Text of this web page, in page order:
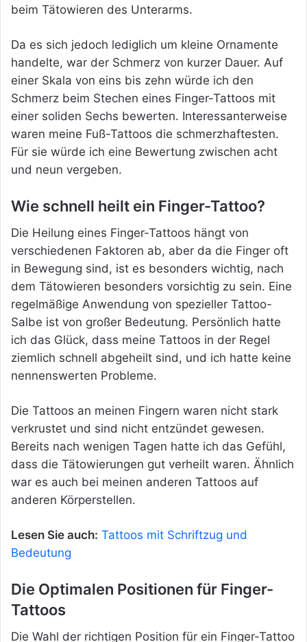
beim Tätowieren des Unterarms.
Da es sich jedoch lediglich um kleine Ornamente
handelte, war der Schmerz von kurzer Dauer. Auf
einer Skala von eins bis zehn würde ich den
Schmerz beim Stechen eines Finger-Tattoos mit
einer soliden Sechs bewerten. Interessanterweise
waren meine Fuß-Tattoos die schmerzhaftesten.
Für sie würde ich eine Bewertung zwischen acht
und neun vergeben.
Wie schnell heilt ein Finger-Tattoo?
Die Heilung eines Finger-Tattoos hängt von
verschiedenen Faktoren ab, aber da die Finger oft
in Bewegung sind, ist es besonders wichtig, nach
dem Tätowieren besonders vorsichtig zu sein. Eine
regelmäßige Anwendung von spezieller Tattoo-
Salbe ist von großer Bedeutung. Persönlich hatte
ich das Glück, dass meine Tattoos in der Regel
ziemlich schnell abgeheilt sind, und ich hatte keine
nennenswerten Probleme.
Die Tattoos an meinen Fingern waren nicht stark
verkrustet und sind nicht entzündet gewesen.
Bereits nach wenigen Tagen hatte ich das Gefühl,
dass die Tätowierungen gut verheilt waren. Ähnlich
war es auch bei meinen anderen Tattoos auf
anderen Körperstellen.
Lesen Sie auch: Tattoos mit Schriftzug und
Bedeutung
Die Optimalen Positionen für Finger-
Tattoos
Die Wahl der richtigen Position für ein Finger-Tattoo